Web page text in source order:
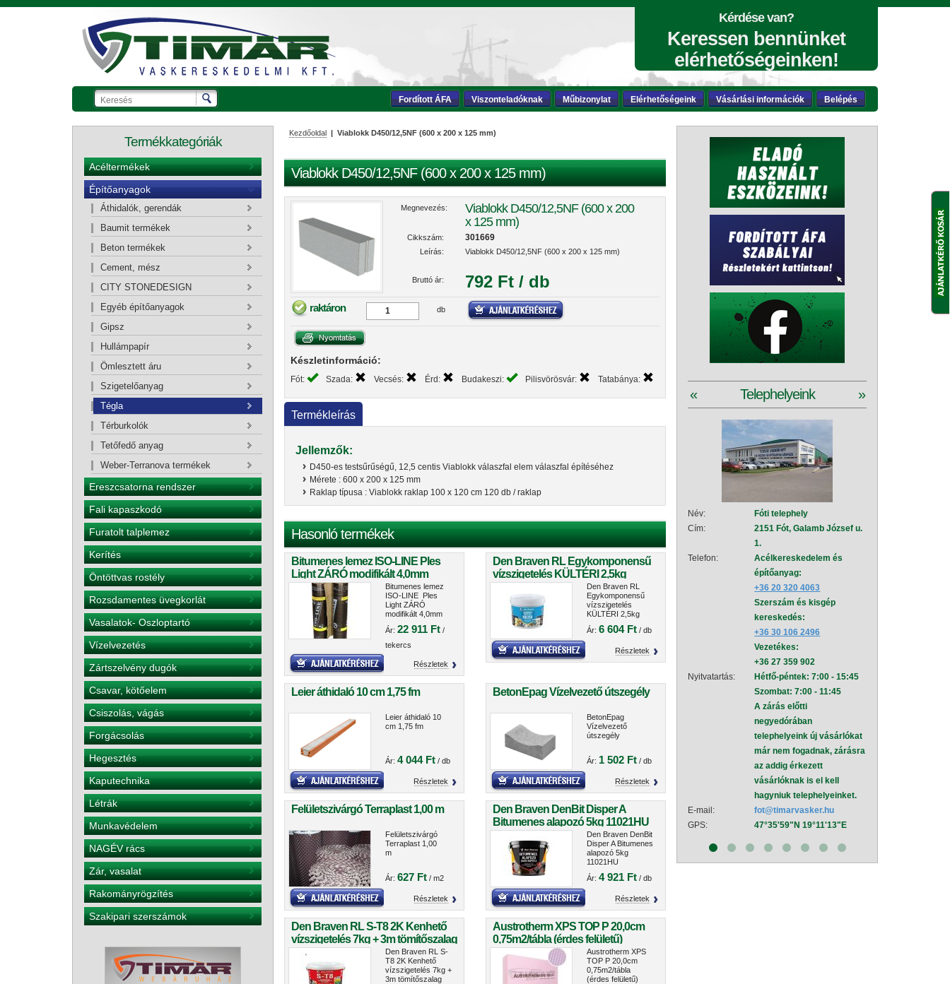
Kérdése van?
Keressen bennünket
elérhetőségeinken!
Fordított ÁFA Viszonteladóknak Műbizonylat Elérhetőségeink Vásárlási információk Belépés
Termékkategóriák
Acéltermékek
Építőanyagok
Áthidalók, gerendák
Baumit termékek
Beton termékek
Cement, mész
CITY STONEDESIGN
Egyéb építőanyagok
Gipsz
Hullámpapír
Ömlesztett áru
Szigetelőanyag
Tégla
Térburkolók
Tetőfedő anyag
Weber-Terranova termékek
Ereszcsatorna rendszer
Fali kapaszkodó
Furatolt talplemez
Kerítés
Öntöttvas rostély
Rozsdamentes üvegkorlát
Vasalatok- Oszloptartó
Vízelvezetés
Zártszelvény dugók
Csavar, kötőelem
Csiszolás, vágás
Forgácsolás
Hegesztés
Kaputechnika
Létrák
Munkavédelem
NAGÉV rács
Zár, vasalat
Rakományrögzítés
Szakipari szerszámok
Kezdőoldal | Viablokk D450/12,5NF (600 x 200 x 125 mm)
Viablokk D450/12,5NF (600 x 200 x 125 mm)
Megnevezés:
Viablokk D450/12,5NF (600 x 200
x 125 mm)
Cikkszám: 301669
Leírás: Viablokk D450/12,5NF (600 x 200 x 125 mm)
Bruttó ár: 792 Ft / db
raktáron db
Készletinformáció:
Fót: Szada: Vecsés: Érd: Budakeszi: Pilisvörösvár: Tatabánya:
Termékleírás
Jellemzők:
D450-es testsűrűségű, 12,5 centis Viablokk válaszfal elem válaszfal építéséhez
Mérete : 600 x 200 x 125 mm
Raklap típusa : Viablokk raklap 100 x 120 cm 120 db / raklap
Hasonló termékek
Bitumenes lemez ISO-LINE Ples
Light ZÁRÓ modifikált 4,0mm
7,5m2/tekercs
Bitumenes lemez
ISO-LINE Ples
Light ZÁRÓ
modifikált 4,0mm
Ár: 22 911 Ft/
tekercs
Részletek
Den Braven RL Egykomponensű
vízszigetelés KÜLTÉRI 2,5kg
CH02919HU
Den Braven RL
Egykomponensű
vízszigetelés
KÜLTÉRI 2,5kg
Ár: 6 604 Ft/ db
Részletek
Leier áthidaló 10 cm 1,75 fm
Leier áthidaló 10
cm 1,75 fm
Ár: 4 044 Ft/ db
Részletek
BetonEpag Vízelvezető útszegély
BetonEpag
Vízelvezető
útszegély
Ár: 1 502 Ft/ db
Részletek
Felületszivárgó Terraplast 1,00 m
Felületszivárgó
Terraplast 1,00
m
Ár: 627 Ft/ m2
Részletek
Den Braven DenBit Disper A
Bitumenes alapozó 5kg 11021HU
Den Braven DenBit
Disper A Bitumenes
alapozó 5kg
11021HU
Ár: 4 921 Ft/ db
Részletek
Den Braven RL S-T8 2K Kenhető
vízszigetelés 7kg + 3m tömítőszalag
CH02700HU
Den Braven RL S-
T8 2K Kenhető
vízszigetelés 7kg +
3m tömítőszalag
Austrotherm XPS TOP P 20,0cm
0,75m2/tábla (érdes felületű)
Austrotherm XPS
TOP P 20,0cm
0,75m2/tábla
(érdes felületű)
Telephelyeink
« »
Név:
Fóti telephely
Cím:
2151 Fót, Galamb József u.
1.
Telefon:
Acélkereskedelem és
építőanyag:
+36 20 320 4063
Szerszám és kisgép
kereskedés:
+36 30 106 2496
Vezetékes:
+36 27 359 902
Nyitvatartás:
Hétfő-péntek: 7:00 - 15:45
Szombat: 7:00 - 11:45
A zárás előtti
negyedórában
telephelyeink új vásárlókat
már nem fogadnak, zárásra
az addig érkezett
vásárlóknak is el kell
hagyniuk telephelyeinket.
E-mail:
fot@timarvasker.hu
GPS:
47°35'59"N 19°11'13"E